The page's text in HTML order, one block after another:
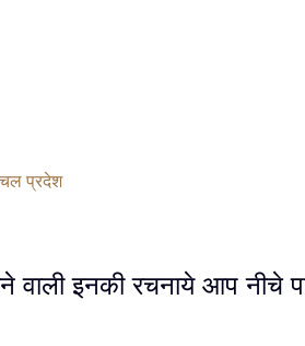
प्रदेश
वाली इनकी रचनाये आप नीचे